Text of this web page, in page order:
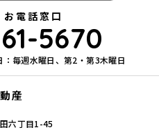
電話窓口
5670
：毎週水曜日、第2・第3木曜日
産
六丁目1-45